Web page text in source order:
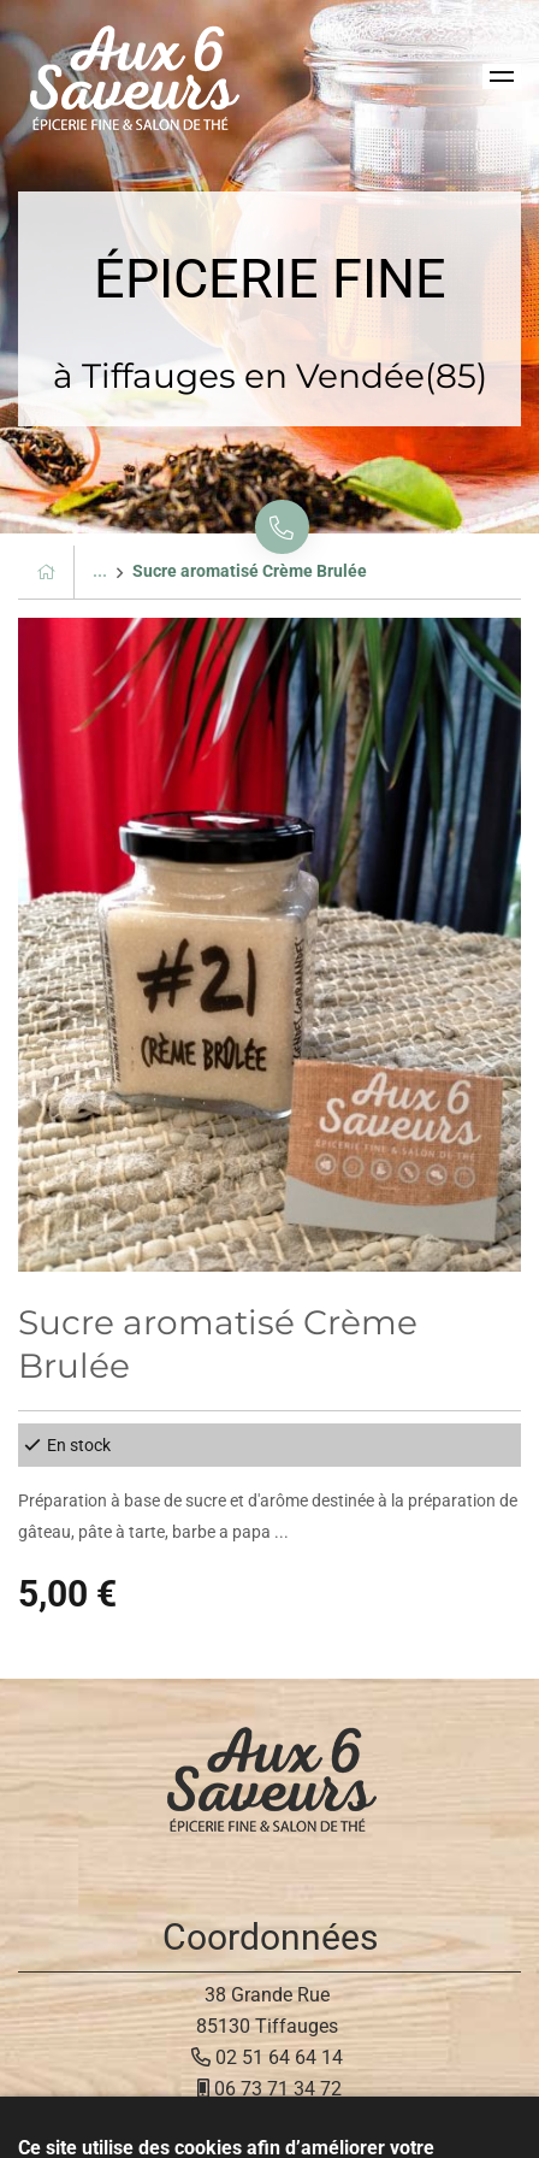
ÉPICERIE FINE
à Tiffauges en Vendée(85)
... Sucre aromatisé Crème Brulée
Sucre aromatisé Crème
Brulée
En stock
Préparation à base de sucre et d'arôme destinée à la préparation de
gâteau, pâte à tarte, barbe a papa ...
5,00 €
Coordonnées
38 Grande Rue
85130 Tiffauges
02 51 64 64 14
06 73 71 34 72
Ce site utilise des cookies afin d’améliorer votre